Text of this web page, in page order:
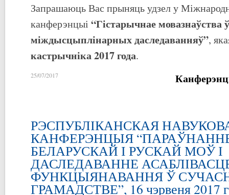
Запрашаюць Вас прыняць удзел у
канферэнцыі “Гістарычнае мовазнаўства
міждысцыплінарных даследаванняў”,
кастрычніка 2017 года.
25/07/2017
РЭСПУБЛІКАНСКАЯ
КАНФЕРЭНЦЫЯ
БЕЛАРУСКАЙ І РУСКАЙ МОЎ І
ДАСЛЕДАВАННЕ
ФУНКЦЫЯНАВАННЯ Ў
ГРАМАДСТВЕ”, 16 чэрвеня 2017